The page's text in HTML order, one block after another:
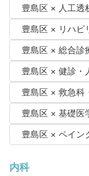
豊島区 × 人工透
豊島区 × リハビ
豊島区 × 総合診
豊島区 × 健診・
豊島区 × 救急科
豊島区 × 基礎医
豊島区 × ペイン
内科